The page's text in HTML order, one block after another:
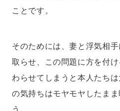
ことです。
そのためには、妻と浮気相
取らせ、この問題に方を付
わらせてしまうと本人たち
の気持ちはモヤモヤしたま
う。